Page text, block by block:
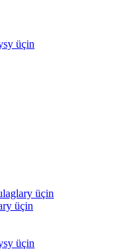
üçin
üçin
üçin
üçin